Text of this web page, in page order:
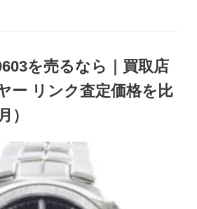
を売るなら｜買取店
ー リンク査定価格を比
）